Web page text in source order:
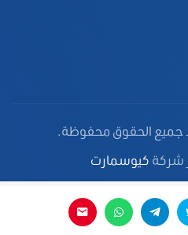
شركة كيوسمارت